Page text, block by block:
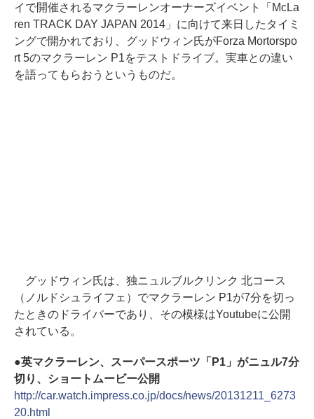
イで開催されるマクラーレンオーナーズイベント「McLa
ren TRACK DAY JAPAN 2014」に向けて来日したタイミ
ングで開かれており、グッドウィン氏がForza Mortorspo
rt 5のマクラーレン P1をテストドライブ。実車との違い
を語ってもらおうというものだ。
グッドウィン氏は、独ニュルブルクリンク 北コース
（ノルドシュライフェ）でマクラーレン P1が7分を切っ
たときのドライバーであり、その模様はYoutubeに公開
されている。
●英マクラーレン、スーパースポーツ「P1」がニュル7分
切り、ショートムービー公開
http://car.watch.impress.co.jp/docs/news/20131211_6273
20.html